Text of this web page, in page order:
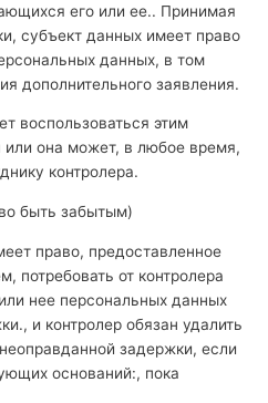
его или ее.. Принимая
субъект данных имеет право
данных, в том
дополнительного заявления.
воспользоваться этим
или она может, в любое время,
контролера.
быть забытым)
право, предоставленное
потребовать от контролера
нее персональных данных
и контролер обязан удалить
задержки, если
оснований:, пока